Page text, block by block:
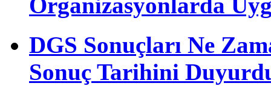
Organizasyonlarda
DGS Sonuçları Ne
Sonuç Tarihini